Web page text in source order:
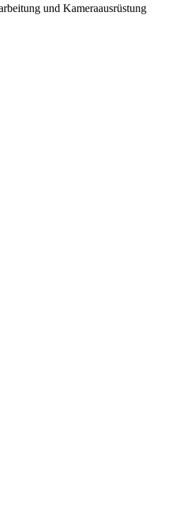
und Kameraausrüstung